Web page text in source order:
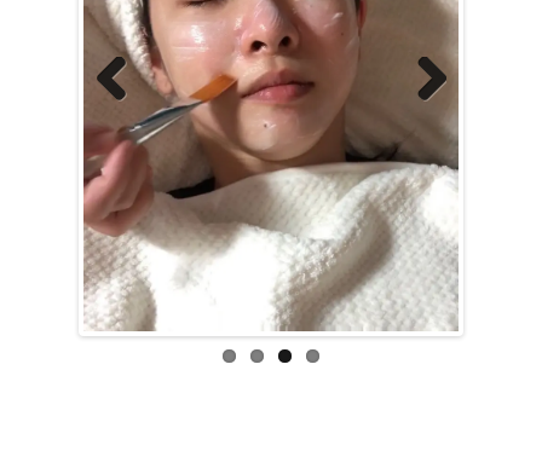
us